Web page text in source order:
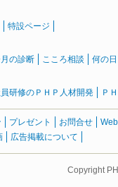
特設ページ
の診断 こころ相談 何の日
研修のＰＨＰ人材開発 Ｐ
プレゼント お問合せ
広告掲載について
Copyright